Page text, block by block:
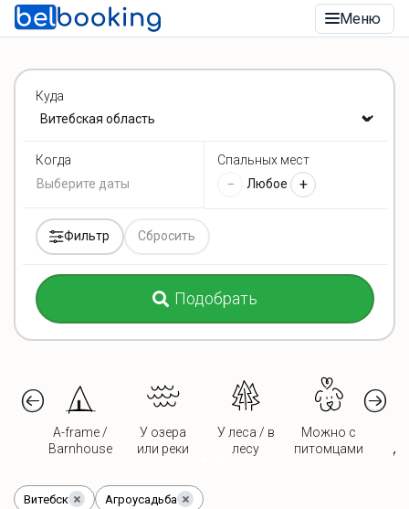
Меню
Куда
Когда Спальных мест
− Любое +
Фильтр Сбросить
Подобрать
A-frame /
Barnhouse
У озера
или реки
У леса / в
лесу
Можно с
питомцами
Витебск Агроусадьба